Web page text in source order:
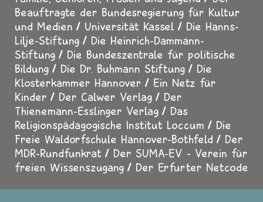
Beauftragte der Bundesregierung für Kultur
und Medien
Universität Kassel
Die Hanns-
Lilje-Stiftung
Die Heinrich-Dammann-
Stiftung
Die Bundeszentrale für politische
Bildung
Die Dr. Buhmann Stiftung
Die
Klosterkammer Hannover
Ein Netz für
Kinder
Der Calwer Verlag
Der
Thienemann-Esslinger Verlag
Das
Religionspädagogische Institut Loccum
Die
Freie Waldorfschule Hannover-Bothfeld
Der
MDR-Rundfunkrat
Der SUMA-EV - Verein für
freien Wissenszugang
Der Erfurter Netcode